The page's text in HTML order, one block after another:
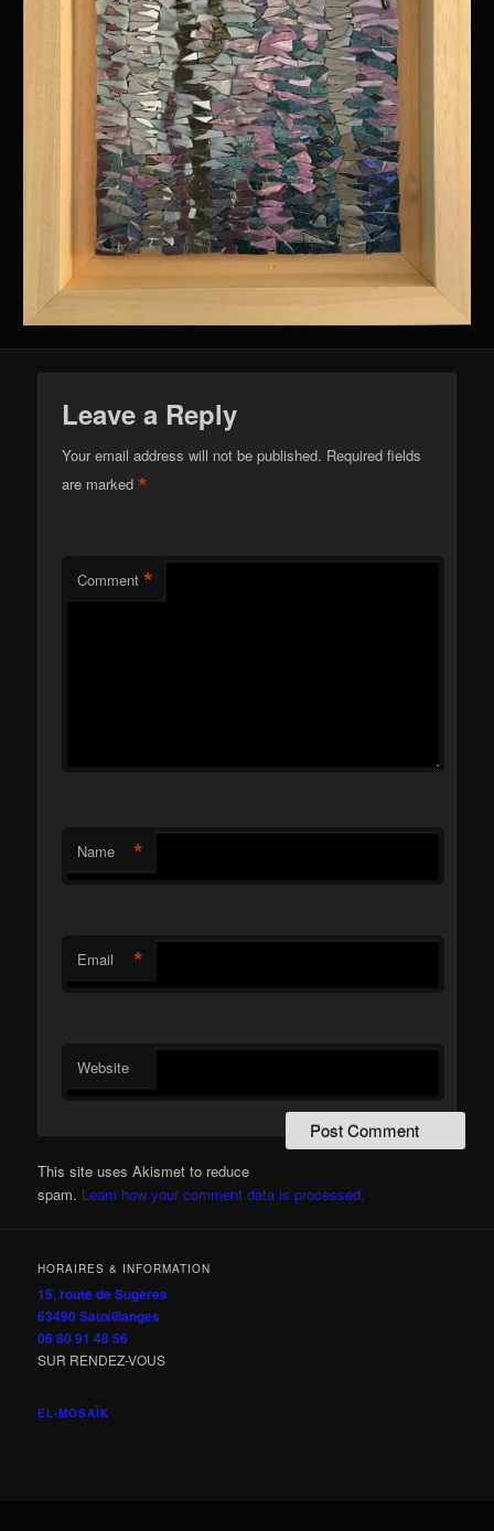
Leave a Reply
Your email address will not be published. Required fields
are marked*
Comment *
Name *
Email *
Website
This site uses Akismet to reduce
spam. Learn how your comment data is processed.
HORAIRES & INFORMATION
15, route de Sugères
63490 Sauxillanges
06 80 91 48 56
SUR RENDEZ-VOUS
EL-MOSAÏK